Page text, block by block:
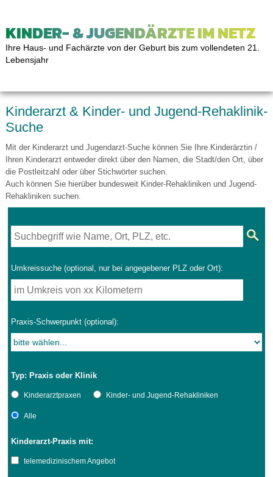
KINDER- & JUGENDÄRZTE IM NETZ
Ihre Haus- und Fachärzte von der Geburt bis zum vollendeten 21.
Lebensjahr
Kinderarzt & Kinder- und Jugend-Rehaklinik-
Suche
Mit der Kinderarzt und Jugendarzt-Suche können Sie Ihre Kinderärztin /
Ihren Kinderarzt entweder direkt über den Namen, die Stadt/den Ort, über
die Postleitzahl oder über Stichwörter suchen.
Auch können Sie hierüber bundesweit Kinder-Rehakliniken und Jugend-
Rehakliniken suchen.
Umkreissuche (optional, nur bei angegebener PLZ oder Ort):
Praxis-Schwerpunkt (optional):
Typ: Praxis oder Klinik
Kinderarztpraxen Kinder- und Jugend-Rehakliniken
Alle
Kinderarzt-Praxis mit:
telemedizinischem Angebot